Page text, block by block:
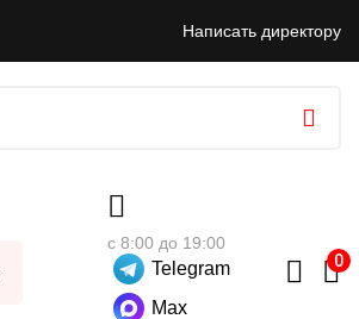
Написать директору
с 8:00 до 19:00
Telegram
Max